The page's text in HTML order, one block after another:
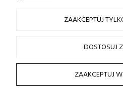
2026 © by sklep fryzjerski
Sklep internetowy Shoper.pl
ZAAKCEPTUJ
DOSTOSUJ
ZAAKCEPTUJ